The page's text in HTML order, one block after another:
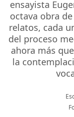
ensayista
octava obra
relatos, cada
del proceso
ahora más
la